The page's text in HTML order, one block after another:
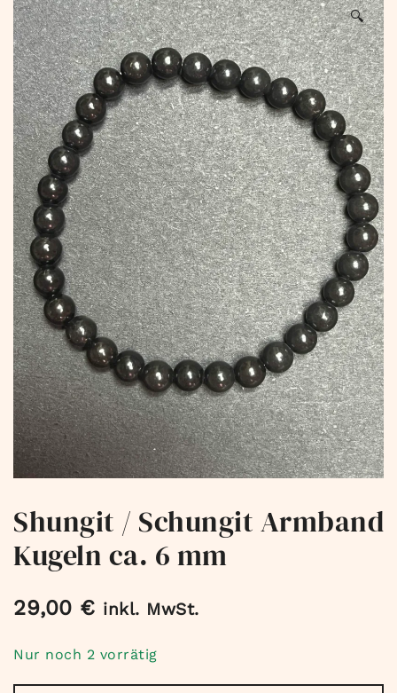
🔍
Shungit / Schungit Armband
Kugeln ca. 6 mm
29,00 € inkl. MwSt.
Nur noch 2 vorrätig